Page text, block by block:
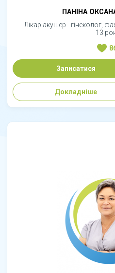
ПАНІНА
Лікар акушер - гінеколог,
13
Записатися
Докладніше